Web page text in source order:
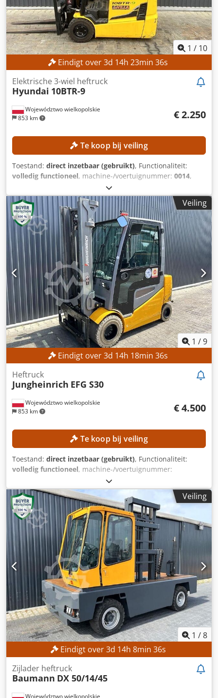
1 / 10
Eindigt over3d 14h 23min 33s
Województwo wielkopolskie
853 km
Elektrische 3-wiel heftruck
Hyundai 10BTR-9
€ 2.250
Te koop bij veiling
Toestand: direct inzetbaar (gebruikt), Functionaliteit:
volledig functioneel, machine-/voertuignummer: 0014,
, bedrijfsturen:
1.000 kg, hefhoogte:4.735 mm, vrije hefhoogte:1.614 mm,
brandstoftype:elektrisch, masttype:triplex, Geen
minimale prijs – gegarandeerde verkoop tegen het hoogste
bod! TECHNISCHE SPECIFICATIES Draagvermogen: 1.000 kg
Heelhoogte: 4.735 mm Vrije hefhoogte: 1.614 mm
Bouwhoogte: 2.120 mm MACHINE-DETAILS Masttype:
Triplex Dcedpfozrgc Tjx Al Dek Brandstoftype: Elektrisch
ISO-klasse: 2 (1.000–2.500 kg) Batterijspanning: 24 V
Bedrijfstijden: 8.786 uur UITRUSTING Zijschuiver Externe
referentie: SL14355SP
Veiling
1 /9
Eindigt over3d 14h 18min 33s
Województwo wielkopolskie
853 km
Heftruck
Jungheinrich EFG S30
€ 4.500
Te koop bij veiling
Toestand: direct inzetbaar (gebruikt), Functionaliteit:
volledig functioneel, machine-/voertuignummer:
, bedrijfsturen:
draagvermogen:3.000 kg, hefhoogte:3.500 mm, masttype:
Simplex , Uitrusting:zijverschuiving, Geen minimumprijs –
gegarandeerde verkoop tegen het hoogste bod!
TECHNISCHE GEGEVENS Draagvermogen: 3.000 kg
Heelhoogte: 3.500 mm Bouwhoogte: 2.422 mm Afstand
zwaartepunt last: 600 mm MACHINEGEGEVENS Dcedpfx
Alezrgb Nj Dek Masttype: Simplex Brandstoftype: Elektrisch
Nominaal vermogen: 12 kW ISO-klasse: 3 (2.500–4.999 kg)
Batterijspanning: 80 V Gebruiksuren: 14.745 uur
UITVOERING Zijdelingse verschuiving 3e ventiel 4e ventiel
Verwarming Volledige cabine Externe referentie: SL14251
Veiling
1 /8
Eindigt over3d 14h 8min 33s
Województwo wielkopolskie
Zijlader heftruck
Baumann DX 50/14/45